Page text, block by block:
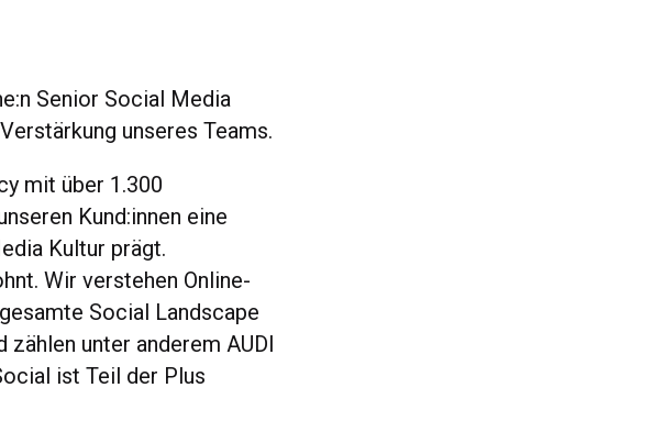
Senior Social Media
unseres Teams.
mit über 1.300
Kund:innen eine
Kultur prägt.
Wir verstehen Online-
Social Landscape
zählen unter anderem AUDI
ist Teil der Plus